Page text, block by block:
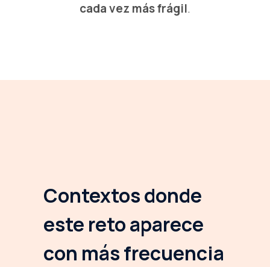
cada vez más frágil.
Contextos donde
este reto aparece
con más frecuencia